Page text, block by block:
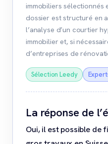
immobiliers sélectionnés
dossier est structuré en
l’analyse d’un courtier
immobilier et, si
d’entreprises de
Sélection Leedy
La réponse de
Oui, il est possible de